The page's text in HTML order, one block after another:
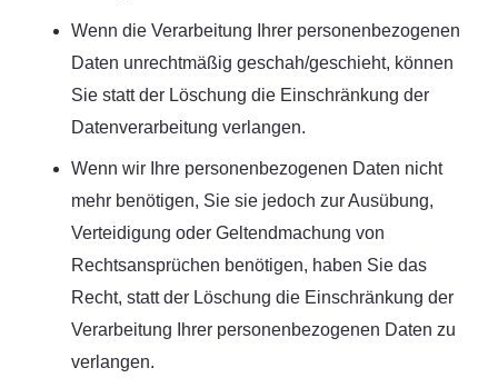
Wenn die Verarbeitung Ihrer personenbezogenen
Daten unrechtmäßig geschah/geschieht, können
Sie statt der Löschung die Einschränkung der
Datenverarbeitung verlangen.
Wenn wir Ihre personenbezogenen Daten nicht
mehr benötigen, Sie sie jedoch zur Ausübung,
Verteidigung oder Geltendmachung von
Rechtsansprüchen benötigen, haben Sie das
Recht, statt der Löschung die Einschränkung der
Verarbeitung Ihrer personenbezogenen Daten zu
verlangen.